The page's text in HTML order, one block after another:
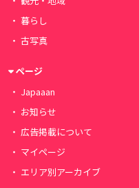
暮らし
古写真
ページ
Japaaan
お知らせ
広告掲載について
マイページ
エリア別アーカイブ